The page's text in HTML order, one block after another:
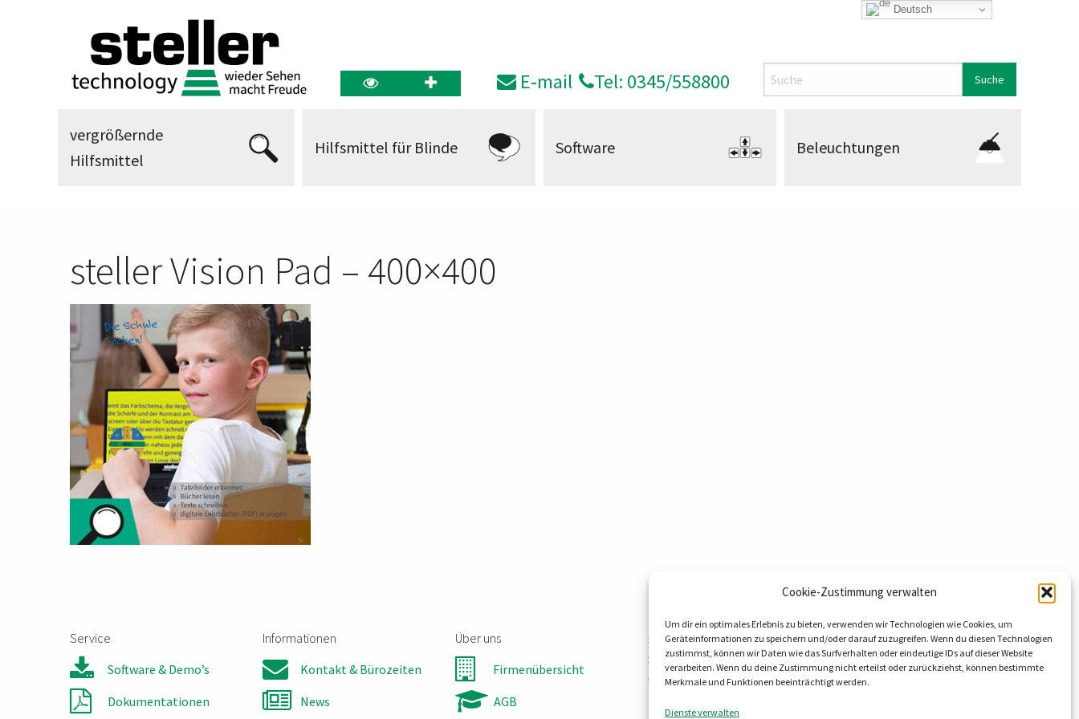
Cookie-Zustimmung verwalten
Um dir ein optimales Erlebnis zu bieten, verwenden wir Technologien wie Cookies, um
Geräteinformationen zu speichern und/oder darauf zuzugreifen. Wenn du diesen Technologien
zustimmst, können wir Daten wie das Surfverhalten oder eindeutige IDs auf dieser Website
verarbeiten. Wenn du deine Zustimmung nicht erteilst oder zurückziehst, können bestimmte
Merkmale und Funktionen beeinträchtigt werden.
Dienste verwalten
E‑mail Tel: 0345/558800
vergrößernde
Hilfsmittel
Hilfsmittel für Blinde Software Beleuchtungen
steller Vision Pad – 400×400
Service
Software & Demo’s
Dokumentationen
Informationen
Kontakt & Bürozeiten
News
Über uns
Firmenübersicht
AGB
steller-technology GmbH & Co. KG
Steinbruchweg 9
06198 Salzatal OT Lieskau
Deutsch